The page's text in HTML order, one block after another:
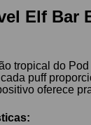
Elf Bar
tropical do
puff
oferece